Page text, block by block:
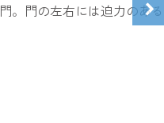
。門の左右には迫力のある